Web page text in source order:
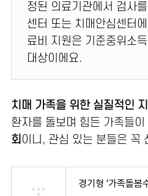
정된 의료기관에서 검사
센터 또는 치매안심센터
료비 지원은 기준중위소
대상이에요.
치매 가족을 위한 실질적인
환자를 돌보며 힘든 가족들이
회 이니, 관심 있는 분들은 꼭